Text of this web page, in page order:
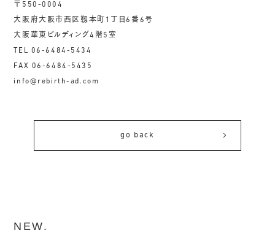
〒550-0004
大阪府大阪市西区靱本町1丁目6番6号
大阪華東ビルディング4階5室
TEL 06-6484-5434
FAX 06-6484-5435
info@rebirth-ad.com
go back
NEW.